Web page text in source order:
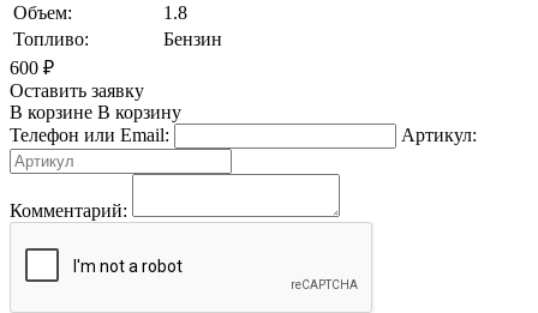
Объем:
1.8
Топливо:
Бензин
600 ₽
Оставить заявку
В корзине В корзину
Телефон или Email:
Артикул:
Комментарий: